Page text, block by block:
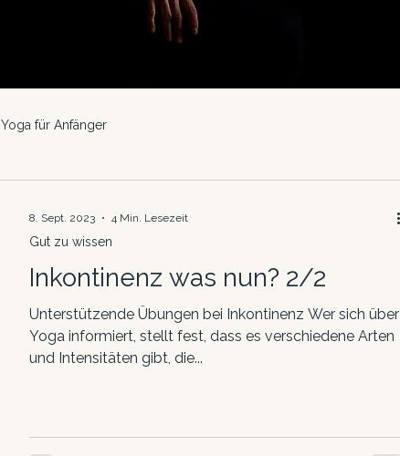
Yoga für Anfänger
Inkontinenz was nun? 2/2
Unterstützende Übungen bei Inkontinenz Wer sich über
Yoga informiert, stellt fest, dass es verschiedene Arten
und Intensitäten gibt, die...
Gut zu wissen
8. Sept. 2023 4 Min. Lesezeit